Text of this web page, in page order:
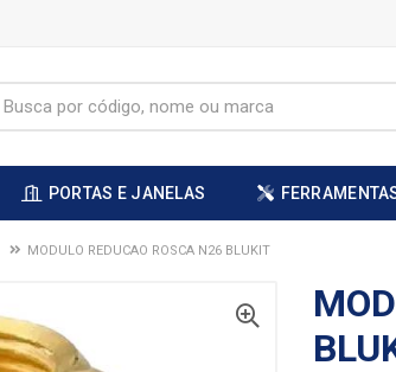
PORTAS E JANELAS
MODULO REDUCAO ROSCA N26 BLUKIT